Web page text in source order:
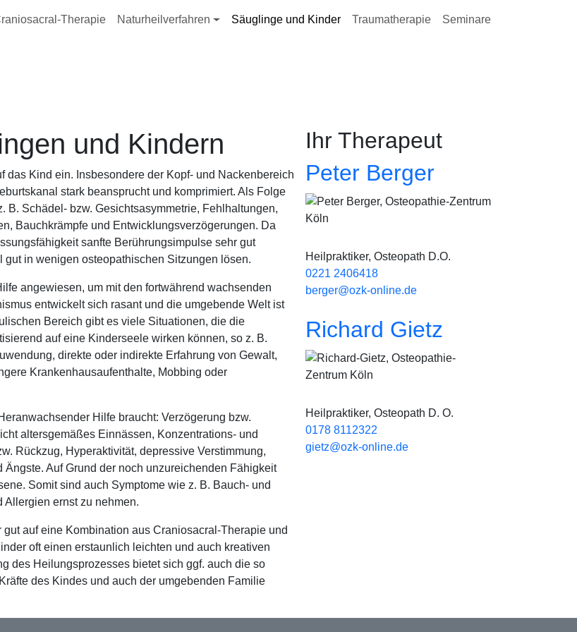
Therapie Naturheilverfahren Säuglinge und Kinder Traumatherapie Seminare
und Kindern
Kind ein. Insbesondere der Kopf- und Nackenbereich
stark beansprucht und komprimiert. Als Folge
Schädel- bzw. Gesichtsasymmetrie, Fehlhaltungen,
Bauchkrämpfe und Entwicklungsverzögerungen. Da
sanfte Berührungsimpulse sehr gut
in wenigen osteopathischen Sitzungen lösen.
angewiesen, um mit den fortwährend wachsenden
entwickelt sich rasant und die umgebende Welt ist
Bereich gibt es viele Situationen, die die
auf eine Kinderseele wirken können, so z. B.
direkte oder indirekte Erfahrung von Gewalt,
Krankenhausaufenthalte, Mobbing oder
Hilfe braucht: Verzögerung bzw.
altersgemäßes Einnässen, Konzentrations- und
Rückzug, Hyperaktivität, depressive Verstimmung,
Auf Grund der noch unzureichenden Fähigkeit
Somit sind auch Symptome wie z. B. Bauch- und
Allergien ernst zu nehmen.
auf eine Kombination aus Craniosacral-Therapie und
oft einen erstaunlich leichten und auch kreativen
des Heilungsprozesses bietet sich ggf. auch die so
des Kindes und auch der umgebenden Familie
Ihr Therapeut
Peter Berger
Bild
Heilpraktiker, Osteopath D.O.
0221 2406418
berger@ozk-online.de
Richard Gietz
Bild
Heilpraktiker, Osteopath D. O.
0178 8112322
gietz@ozk-online.de